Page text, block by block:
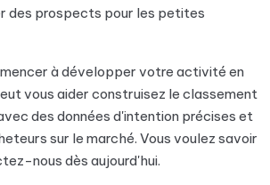
des prospects pour les petites
à développer votre activité en
vous aider construisez le classement
des données d'intention précises et
sur le marché. Vous voulez savoir
nous dès aujourd'hui.